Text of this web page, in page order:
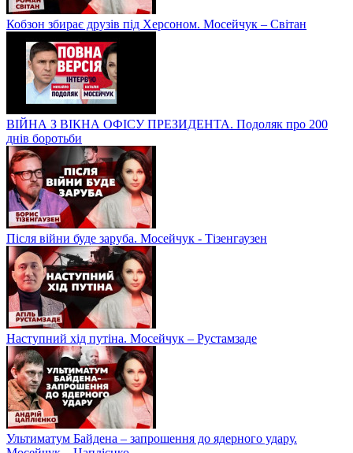
Кобзон збирає друзів під Херсоном. Мосейчук – Світан
ВІЙНА З ВІКНА ОФІСУ ПРЕЗИДЕНТА. Подоляк про 200
днів боротьби
Після війни буде заруба. Мосейчук - Тізенгаузен
Наступний хід путіна. Мосейчук – Рустамзаде
Ультиматум Байдена – запрошення до ядерного удару.